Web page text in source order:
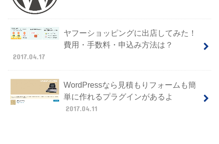
ヤフーショッピングに出店してみた！
費用・手数料・申込み方法は？
2017.04.17
WordPressなら見積もりフォームも簡
単に作れるプラグインがあるよ
2017.04.11